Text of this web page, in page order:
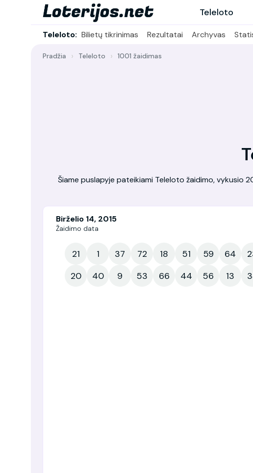
Teleloto
Teleloto: Bilietų tikrinimas Rezultatai Archyvas
Pradžia Teleloto 1001 žaidimas
Šiame puslapyje pateikiami Teleloto žaidimo, vykusio
Birželio 14, 2015
Žaidimo data
21 1 37 72 18 51 59 64
20
40 9 53 66 44 56 13